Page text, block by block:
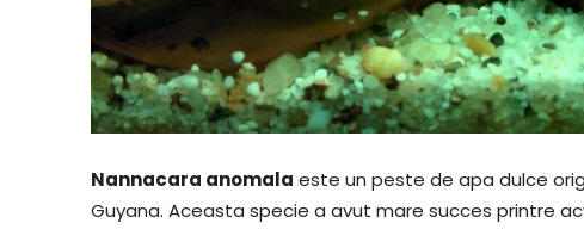
Nannacara anomala este un peste de apa dulce
Guyana. Aceasta specie a avut mare succes printre